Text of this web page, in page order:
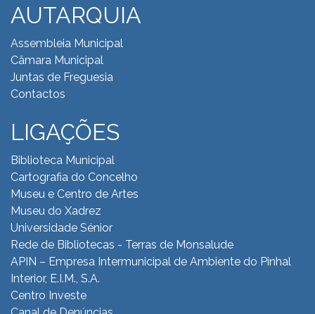
AUTARQUIA
Assembleia Municipal
Câmara Municipal
Juntas de Freguesia
Contactos
LIGAÇÕES
Biblioteca Municipal
Cartografia do Concelho
Museu e Centro de Artes
Museu do Xadrez
Universidade Sénior
Rede de Bibliotecas - Terras de Monsalude
APIN – Empresa Intermunicipal de Ambiente do Pinhal
Interior, E.I.M., S.A.
Centro Investe